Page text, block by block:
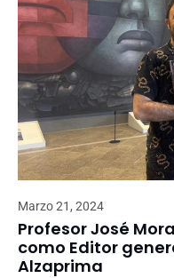
Marzo 21, 2024
Profesor José
como Editor
Alzaprima